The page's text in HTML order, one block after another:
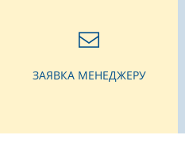
ЗАЯВКА МЕНЕДЖЕРУ